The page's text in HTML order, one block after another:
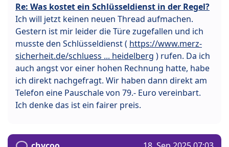
Re: Was kostet ein Schlüsseldienst in der Regel?
Ich will jetzt keinen neuen Thread aufmachen.
Gestern ist mir leider die Türe zugefallen und ich
musste den Schlüsseldienst ( https://www.merz-
sicherheit.de/schluess ... heidelberg ) rufen. Da ich
auch angst vor einer hohen Rechnung hatte, habe
ich direkt nachgefragt. Wir haben dann direkt am
Telefon eine Pauschale von 79.- Euro vereinbart.
Ich denke das ist ein fairer preis.